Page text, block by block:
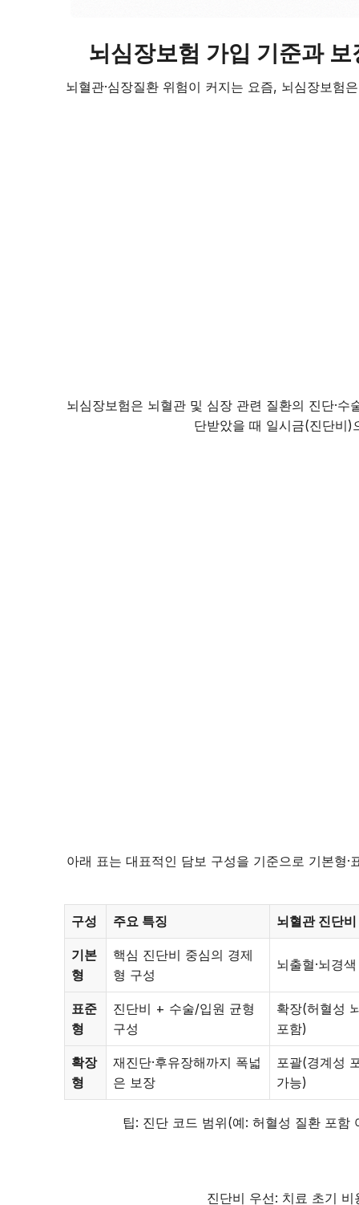
뇌심장보험 가입 기준과
뇌혈관·심장질환 위험이 커지는 요즘, 뇌심장보험
뇌심장보험은 뇌혈관 및 심장 관련 질환의 진단·
단받았을 때 일시금(진단비
아래 표는 대표적인 담보 구성을 기준으로 기본형
구성 주요 특징 뇌혈관 진단비
기본
형
핵심 진단비 중심의 경제
형 구성
뇌출혈·뇌경
표준
형
진단비 + 수술/입원 균형
구성
확장(허혈성
포함)
확장
형
재진단·후유장해까지 폭넓
은 보장
포괄(경계성
가능)
팁: 진단 코드 범위(예: 허혈성 질환 포
진단비 우선: 치료 초기 비